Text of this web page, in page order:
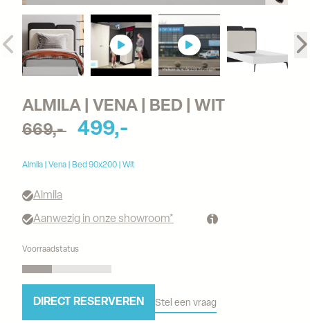
ALMILA | VENA | BED | WIT
669,-
499,-
Almila | Vena | Bed 90x200 | Wit
Almila
Aanwezig in onze showroom*
Voorraadstatus
DIRECT RESERVEREN Stel een vraag